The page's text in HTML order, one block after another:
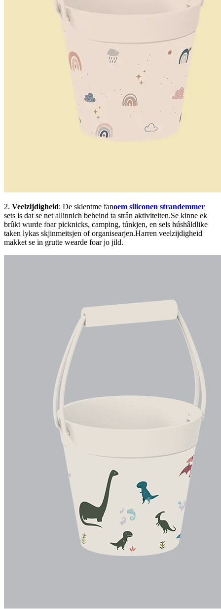
2. Veelzijdigheid: De skientme fanoem siliconen strandemmer
sets is dat se net allinnich beheind ta strân aktiviteiten.Se kinne ek
brûkt wurde foar picknicks, camping, túnkjen, en sels húshâldlike
taken lykas skjinmeitsjen of organisearjen.Harren veelzijdigheid
makket se in grutte wearde foar jo jild.